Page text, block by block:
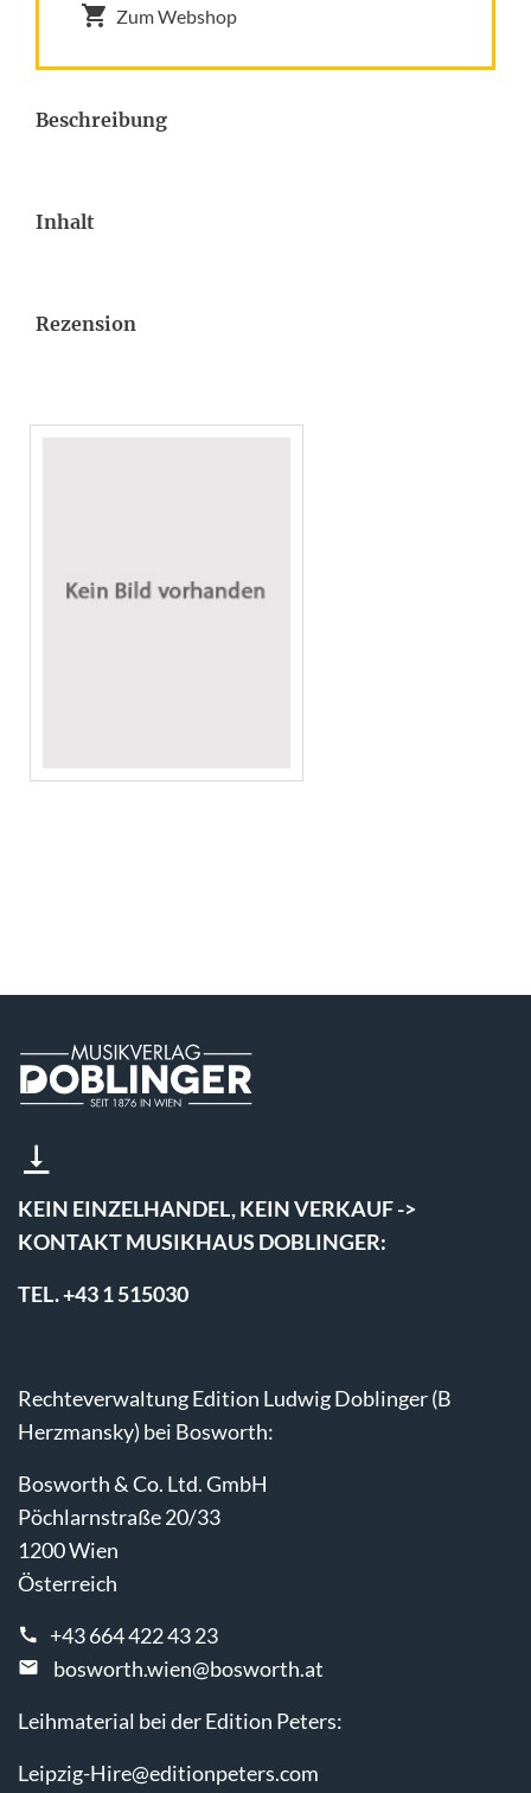
Zum Webshop
Beschreibung
Inhalt
Rezension
KEIN EINZELHANDEL, KEIN VERKAUF ->
KONTAKT MUSIKHAUS DOBLINGER:
TEL. +43 1 515030
Rechteverwaltung Edition Ludwig Doblinger (B
Herzmansky) bei Bosworth:
Bosworth & Co. Ltd. GmbH
Pöchlarnstraße 20/33
1200 Wien
Österreich
+43 664 422 43 23
bosworth.wien@bosworth.at
Leihmaterial bei der Edition Peters:
Leipzig-Hire@editionpeters.com